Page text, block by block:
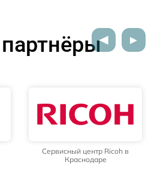
Сервисный центр Ricoh в
Краснодаре